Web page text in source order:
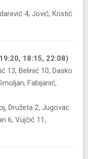
4, Jović, Kristić
18:15, 22:08)
13, Belinić 10, Dasko
Fabijanić,
Družeta 2, Jugovac
6, Vujčić 11,